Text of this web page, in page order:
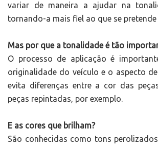
variar de maneira a ajudar na
tornando-a mais fiel ao que se pretende
Mas por que a tonalidade é tão
O processo de aplicação é
originalidade do veículo e o aspecto
evita diferenças entre a cor das
peças repintadas, por exemplo.
E as cores que brilham?
São conhecidas como tons